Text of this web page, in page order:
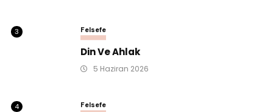
3 Felsefe
Din Ve Ahlak
5 Haziran 2026
4 Felsefe